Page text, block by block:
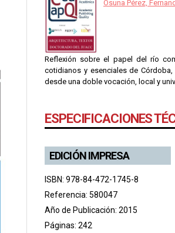
Osuna Pérez,
Reflexión sobre el papel del río
cotidianos y esenciales de
desde una doble vocación, local y
ESPECIFICACIONES
EDICIÓN IMPRESA
ISBN: 978-84-472-1745-8
Referencia: 580047
Año de Publicación: 2015
Páginas: 242